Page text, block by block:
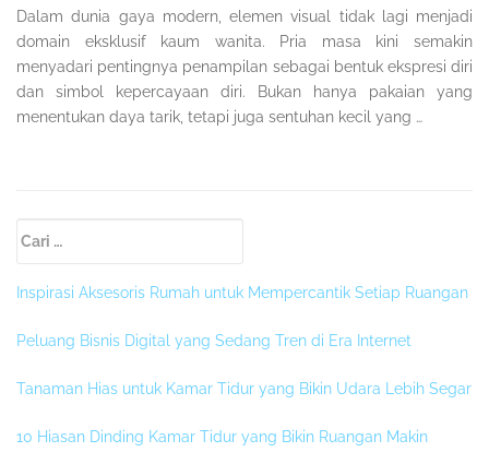
Dalam dunia gaya modern, elemen visual tidak lagi menjadi
domain eksklusif kaum wanita. Pria masa kini semakin
menyadari pentingnya penampilan sebagai bentuk ekspresi diri
dan simbol kepercayaan diri. Bukan hanya pakaian yang
menentukan daya tarik, tetapi juga sentuhan kecil yang …
Kedua
Inspirasi Aksesoris Rumah untuk Mempercantik Setiap Ruangan
Peluang Bisnis Digital yang Sedang Tren di Era Internet
Tanaman Hias untuk Kamar Tidur yang Bikin Udara Lebih Segar
10 Hiasan Dinding Kamar Tidur yang Bikin Ruangan Makin